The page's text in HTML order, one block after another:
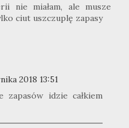
nie miałam, ale musze
ciut uszczuplę zapasy
2018 13:51
zapasów idzie całkiem